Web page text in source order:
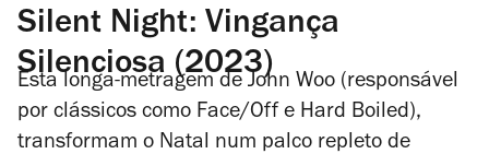
Silent Night: Vingança
Silenciosa (2023)
Esta longa-metragem de John Woo (responsável
por clássicos como Face/Off e Hard Boiled),
transformam o Natal num palco repleto de